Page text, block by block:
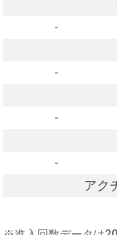
-
-
-
-
アク